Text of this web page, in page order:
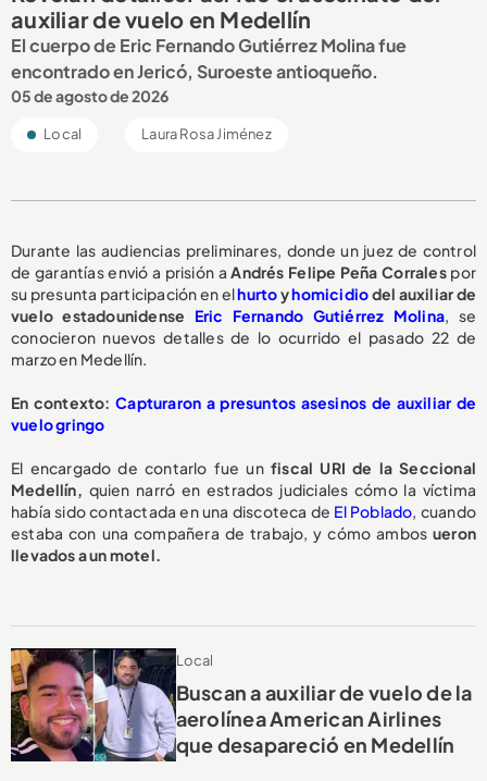
auxiliar de vuelo en Medellín
El cuerpo de Eric Fernando Gutiérrez Molina fue
encontrado en Jericó, Suroeste antioqueño.
05 de agosto de 2026
Local Laura Rosa Jiménez
Durante las audiencias preliminares, donde un juez de control
de garantías envió a prisión aAndrés Felipe Peña Corralespor
su presunta participación en elhurtoyhomicidiodel auxiliar de
vuelo estadounidense Eric Fernando Gutiérrez Molina, se
conocieron nuevos detalles de lo ocurrido el pasado 22 de
marzo en Medellín.
En contexto: Capturaron a presuntos asesinos de auxiliar de
vuelo gringo
El encargado de contarlo fue unfiscal URI de la Seccional
Medellín, quien narró en estrados judiciales cómo la víctima
había sido contactada en una discoteca de El Poblado, cuando
estaba con una compañera de trabajo, y cómo ambos ueron
llevados a un motel.
Local
Buscan a auxiliar de vuelo de la
aerolínea American Airlines
que desapareció en Medellín